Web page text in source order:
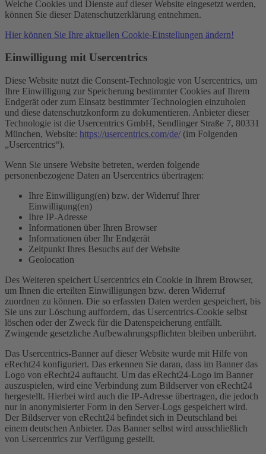
Welche Cookies und Dienste auf dieser Website eingesetzt werden,
können Sie dieser Datenschutzerklärung entnehmen.
Hier können Sie Ihre aktuellen Cookie-Einstellungen ändern!
Einwilligung mit Usercentrics
Diese Website nutzt die Consent-Technologie von Usercentrics, um
Ihre Einwilligung zur Speicherung bestimmter Cookies auf Ihrem
Endgerät oder zum Einsatz bestimmter Technologien einzuholen
und diese datenschutzkonform zu dokumentieren. Anbieter dieser
Technologie ist die Usercentrics GmbH, Sendlinger Straße 7, 80331
München, Website: https://usercentrics.com/de/ (im Folgenden
„Usercentrics“).
Wenn Sie unsere Website betreten, werden folgende
personenbezogene Daten an Usercentrics übertragen:
Ihre Einwilligung(en) bzw. der Widerruf Ihrer
Einwilligung(en)
Ihre IP-Adresse
Informationen über Ihren Browser
Informationen über Ihr Endgerät
Zeitpunkt Ihres Besuchs auf der Website
Geolocation
Des Weiteren speichert Usercentrics ein Cookie in Ihrem Browser,
um Ihnen die erteilten Einwilligungen bzw. deren Widerruf
zuordnen zu können. Die so erfassten Daten werden gespeichert, bis
Sie uns zur Löschung auffordern, das Usercentrics-Cookie selbst
löschen oder der Zweck für die Datenspeicherung entfällt.
Zwingende gesetzliche Aufbewahrungspflichten bleiben unberührt.
Das Usercentrics-Banner auf dieser Website wurde mit Hilfe von
eRecht24 konfiguriert. Das erkennen Sie daran, dass im Banner das
Logo von eRecht24 auftaucht. Um das eRecht24-Logo im Banner
auszuspielen, wird eine Verbindung zum Bildserver von eRecht24
hergestellt. Hierbei wird auch die IP-Adresse übertragen, die jedoch
nur in anonymisierter Form in den Server-Logs gespeichert wird.
Der Bildserver von eRecht24 befindet sich in Deutschland bei
einem deutschen Anbieter. Das Banner selbst wird ausschließlich
von Usercentrics zur Verfügung gestellt.